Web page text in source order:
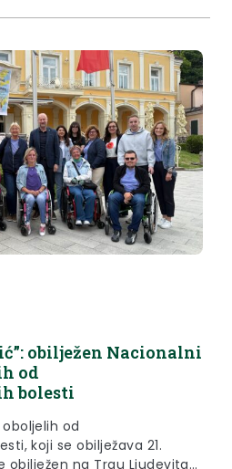
obilježen Nacionalni
od
bolesti
od
koji se obilježava 21.
obilježen na Trgu Ljudevita